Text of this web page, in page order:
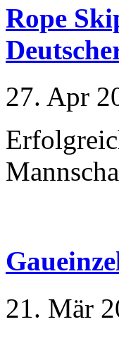
Rope
27. Apr
21. Mär